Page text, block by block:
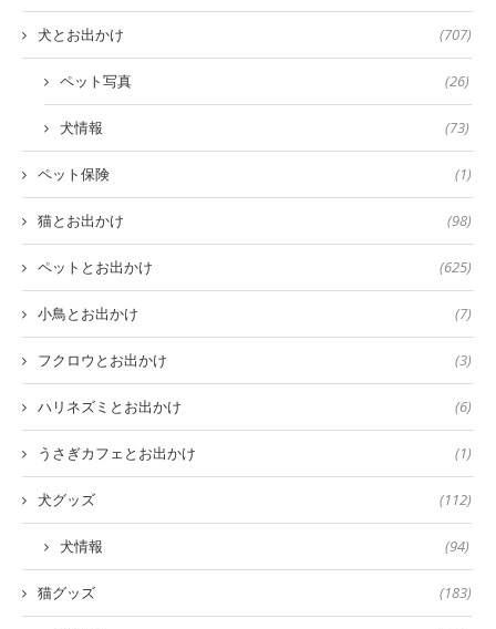
犬とお出かけ (707)
ペット写真 (26)
犬情報 (73)
ペット保険 (1)
猫とお出かけ (98)
ペットとお出かけ (625)
小鳥とお出かけ (7)
フクロウとお出かけ (3)
ハリネズミとお出かけ (6)
うさぎカフェとお出かけ (1)
犬グッズ (112)
犬情報 (94)
猫グッズ (183)